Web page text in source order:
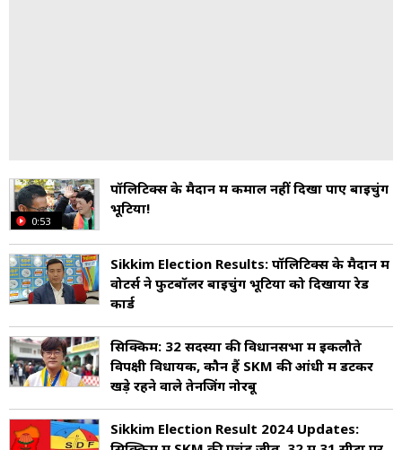
0:53
पॉलिटिक्स के मैदान में कमाल नहीं दिखा पाए बाइचुंग
भूटिया!
Sikkim Election Results: पॉलिटिक्स के मैदान में
वोटर्स ने फुटबॉलर बाइचुंग भूटिया को दिखाया रेड
कार्ड
सिक्किम: 32 सदस्यों की विधानसभा में इकलौते
विपक्षी विधायक, कौन हैं SKM की आंधी में डटकर
खड़े रहने वाले तेनजिंग नोरबू
Sikkim Election Result 2024 Updates: